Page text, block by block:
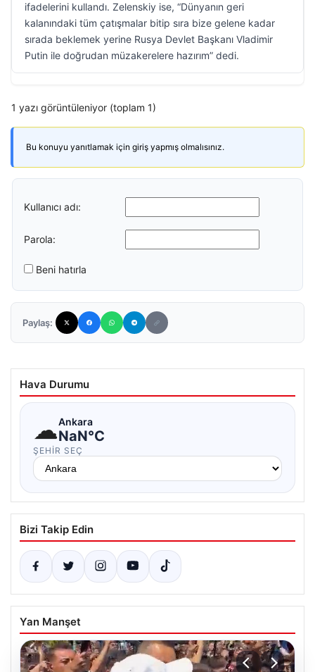
ifadelerini kullandı. Zelenskiy ise, “Dünyanın geri
kalanındaki tüm çatışmalar bitip sıra bize gelene kadar
sırada beklemek yerine Rusya Devlet Başkanı Vladimir
Putin ile doğrudan müzakerelere hazırım” dedi.
1 yazı görüntüleniyor (toplam 1)
Bu konuyu yanıtlamak için giriş yapmış olmalısınız.
Kullanıcı adı:
Parola:
Beni hatırla
Paylaş:
Hava Durumu
☁Ankara
NaN°C
ŞEHIR SEÇ
Bizi Takip Edin
Yan Manşet